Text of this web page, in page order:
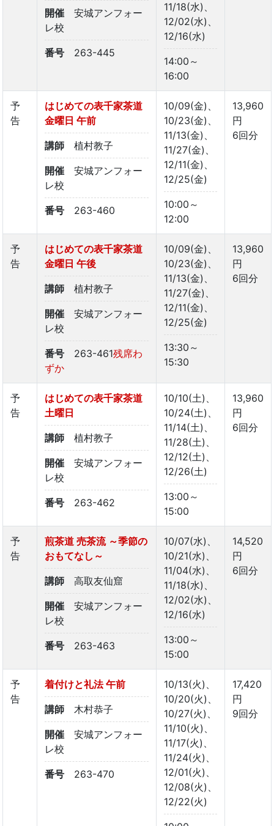
開催
安城アンフォー
レ校
番号 263-445
11/18(水)、
12/02(水)、
12/16(水)
14:00～
16:00
予
告
はじめての表千家茶道
金曜日 午前
講師 植村教子
開催
安城アンフォー
レ校
番号 263-460
10/09(金)、
10/23(金)、
11/13(金)、
11/27(金)、
12/11(金)、
12/25(金)
10:00～
12:00
13,960
円
6回分
予
告
はじめての表千家茶道
金曜日 午後
講師 植村教子
開催
安城アンフォー
レ校
番号 263-461残席わ
ずか
10/09(金)、
10/23(金)、
11/13(金)、
11/27(金)、
12/11(金)、
12/25(金)
13:30～
15:30
13,960
円
6回分
予
告
はじめての表千家茶道
土曜日
講師 植村教子
開催
安城アンフォー
レ校
番号 263-462
10/10(土)、
10/24(土)、
11/14(土)、
11/28(土)、
12/12(土)、
12/26(土)
13:00～
15:00
13,960
円
6回分
予
告
煎茶道 売茶流 ～季節の
おもてなし～
講師 高取友仙窟
開催
安城アンフォー
レ校
番号 263-463
10/07(水)、
10/21(水)、
11/04(水)、
11/18(水)、
12/02(水)、
12/16(水)
13:00～
15:00
14,520
円
6回分
予
告
着付けと礼法 午前
講師 木村恭子
開催
安城アンフォー
レ校
番号 263-470
10/13(火)、
10/20(火)、
10/27(火)、
11/10(火)、
11/17(火)、
11/24(火)、
12/01(火)、
12/08(火)、
12/22(火)
17,420
円
9回分